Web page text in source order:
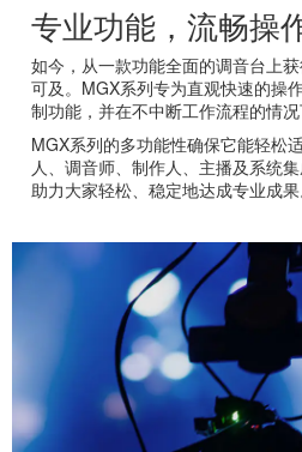
专业功能，流畅操
如今，从一款功能全面的调音台上
可及。MGX系列专为直观快速的操
制功能，并在不中断工作流程的情况
MGX系列的多功能性确保它能轻松
人、调音师、制作人、主播及系统
助力大家轻松、稳定地达成专业成果